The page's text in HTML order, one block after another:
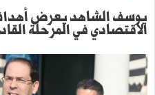
يوسف الشاهد يعرض
الاقتصادي في المرحلة